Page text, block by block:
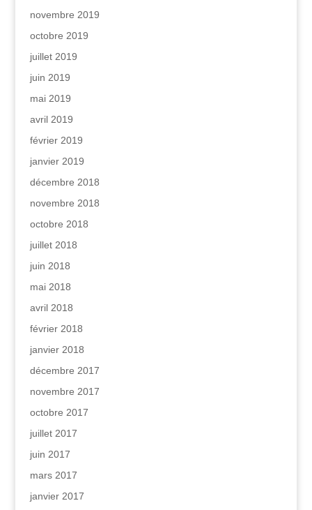
novembre 2019
octobre 2019
juillet 2019
juin 2019
mai 2019
avril 2019
février 2019
janvier 2019
décembre 2018
novembre 2018
octobre 2018
juillet 2018
juin 2018
mai 2018
avril 2018
février 2018
janvier 2018
décembre 2017
novembre 2017
octobre 2017
juillet 2017
juin 2017
mars 2017
janvier 2017